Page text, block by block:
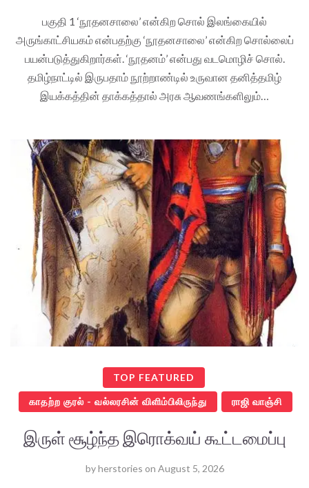
பகுதி 1 ‘நூதனசாலை’ என்கிற சொல் இலங்கையில்
அருங்காட்சியகம் என்பதற்கு ‘நூதனசாலை’ என்கிற சொல்லைப்
பயன்படுத்துகிறார்கள். ‘நூதனம்’ என்பது வடமொழிச் சொல்.
தமிழ்நாட்டில் இருபதாம் நூற்றாண்டில் உருவான தனித்தமிழ்
இயக்கத்தின் தாக்கத்தால் அரசு ஆவணங்களிலும்…
TOP FEATURED
காதற்ற குரல் - வல்லரசின் விளிம்பிலிருந்து ராஜி வாஞ்சி
இருள் சூழ்ந்த இரொக்வய் கூட்டமைப்பு
byherstories on August 5, 2026